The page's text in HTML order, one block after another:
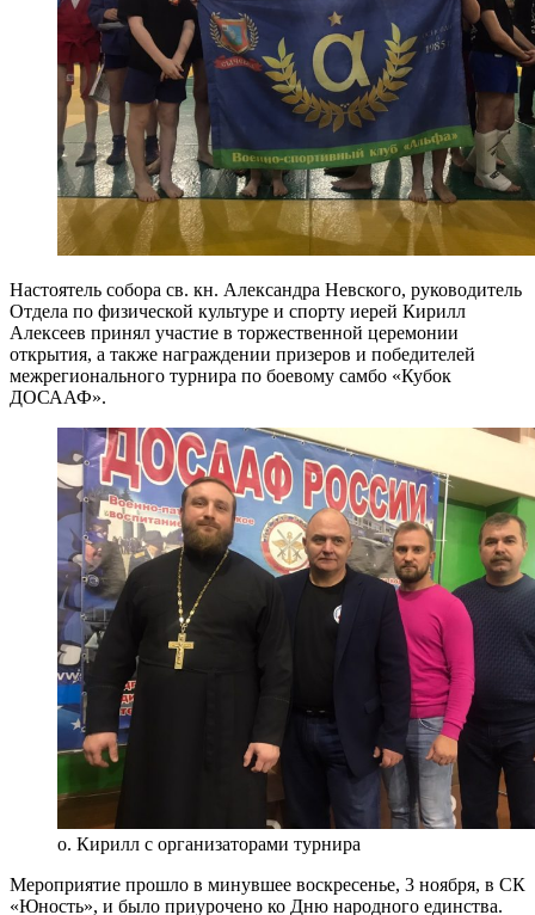
Настоятель собора св. кн. Александра Невского, руководитель
Отдела по физической культуре и спорту иерей Кирилл
Алексеев принял участие в торжественной церемонии
открытия, а также награждении призеров и победителей
межрегионального турнира по боевому самбо «Кубок
ДОСААФ».
о. Кирилл с организаторами турнира
Мероприятие прошло в минувшее воскресенье, 3 ноября, в СК
«Юность», и было приурочено ко Дню народного единства.